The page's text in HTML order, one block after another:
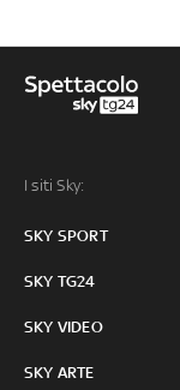
I siti Sky:
SKY SPORT
SKY TG24
SKY VIDEO
SKY ARTE